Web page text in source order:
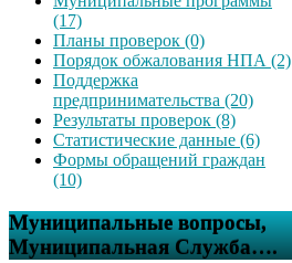
(17)
Планы проверок (0)
Порядок обжалования НПА (2)
Поддержка
предпринимательства (20)
Результаты проверок (8)
Статистические данные (6)
Формы обращений граждан
(10)
Муниципальные вопросы,
Муниципальная Служба….